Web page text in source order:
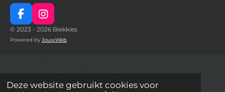
Deze website gebruikt cookies voor
F
a
c
k
I
n
s
a
© 2023 - 2026 Biekkies
Powered by JouwWeb